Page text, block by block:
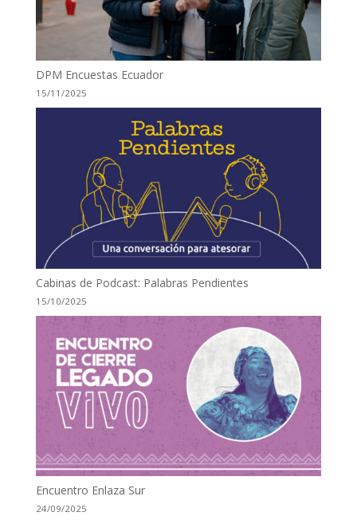
DPM Encuestas Ecuador
15/11/2025
Cabinas de Podcast: Palabras Pendientes
15/10/2025
Encuentro Enlaza Sur
24/09/2025